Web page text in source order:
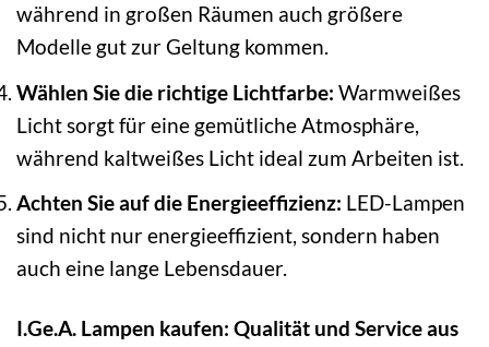
während in großen Räumen auch größere
Modelle gut zur Geltung kommen.
Wählen Sie die richtige Lichtfarbe: Warmweißes
Licht sorgt für eine gemütliche Atmosphäre,
während kaltweißes Licht ideal zum Arbeiten ist.
Achten Sie auf die Energieeffizienz: LED-Lampen
sind nicht nur energieeffizient, sondern haben
auch eine lange Lebensdauer.
I.Ge.A. Lampen kaufen: Qualität und Service aus